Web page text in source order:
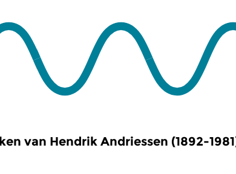
van Hendrik Andriessen (1892-